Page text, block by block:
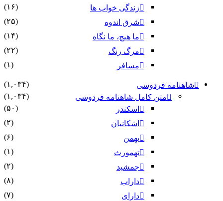
زندگی خواب ها
(۱۶)
شرق اندوه
(۲۵)
ما هیچ، ما نگاه
(۱۴)
مرگ رنگ
(۲۲)
مسافر
(۱)
شاهنامه فردوسی
(۱,۰۳۴)
متن کامل شاهنامه فردوسی
(۱,۰۳۴)
اسکندر
(۵۰)
اشکانیان
(۲)
بهمن
(۶)
تهمورث
(۱)
جمشید
(۲)
داراب
(۸)
دارای
(۷)